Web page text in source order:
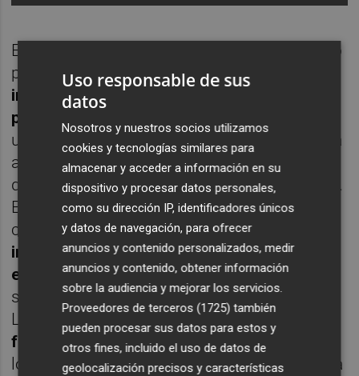
En sí mismo, el punto de inflexión se apreció
prácticamente desde el inicio. "A la
inauguración vinieron alrededor de 500
personas, algo que no había visto nunca
un proyecto cultural", recuerda. La respuesta
anticipaba la creación de una comunidad
que ha sostenido el crecimiento del espacio.
En paralelo, la programación comenzó a
combinarnombres de alcance nacional e
internacional con una apuesta decidida por
el talento local. "Un 60 % de nuestra agenda
se compone de músicos de aquí", subraya.
La fórmula pasa por "
combinar lo mejor de
fuera con lo mejor de Castelló", en una
lógica que ha permitido ver en la sala tanto a
Uso responsable de sus
datos
Nosotros y nuestros socios utilizamos
cookies y tecnologías similares para
almacenar y acceder a información en su
dispositivo y procesar datos personales,
como su dirección IP, identificadores únicos
y datos de navegación, para ofrecer
anuncios y contenido personalizados, medir
anuncios y contenido, obtener información
sobre la audiencia y mejorar los servicios.
Proveedores de terceros (1725) también
pueden procesar sus datos para estos y
otros fines, incluido el uso de datos de
geolocalización precisos y características